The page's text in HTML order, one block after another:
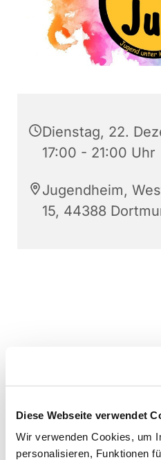
Diese Webseite verwendet
Wir verwenden Cookies, um
personalisieren, Funktionen
Dienstag, 22.
17:00 - 21:00 Uhr
Jugendheim,
15, 44388